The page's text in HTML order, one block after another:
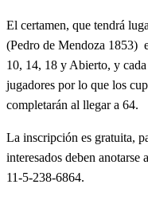
El certamen, que tendrá
(Pedro de Mendoza 1853)
10, 14, 18 y Abierto, y
jugadores por lo que los
completarán al llegar a 64.
La inscripción es gratuita,
interesados deben
11-5-238-6864.